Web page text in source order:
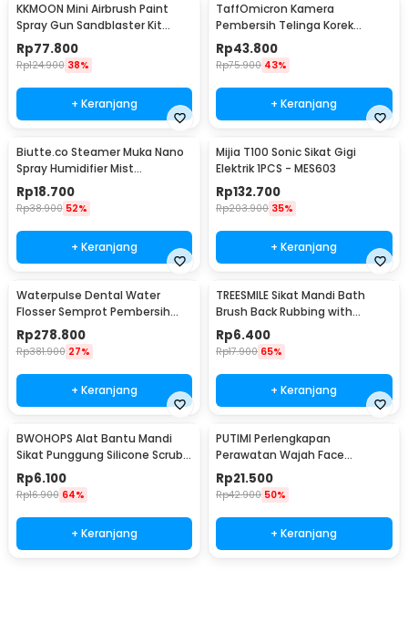
KKMOON Mini Airbrush Paint
Spray Gun Sandblaster Kit
Single Action - TD-138
Rp77.800
Rp124.900 38%
+ Keranjang
TaffOmicron Kamera
Pembersih Telinga Korek
Kuping Endoscope HD USB - EU-
0
Rp43.800
Rp75.900 43%
+ Keranjang
Biutte.co Steamer Muka Nano
Spray Humidifier Mist
Atomization - L-2
Rp18.700
Rp38.900 52%
+ Keranjang
Mijia T100 Sonic Sikat Gigi
Elektrik 1PCS - MES603
Rp132.700
Rp203.900 35%
+ Keranjang
Waterpulse Dental Water
Flosser Semprot Pembersih
Gigi 3 Mode 200ml - V500
Rp278.800
Rp381.900 27%
+ Keranjang
TREESMILE Sikat Mandi Bath
Brush Back Rubbing with
Shower Puff - LF730
Rp6.400
Rp17.900 65%
+ Keranjang
BWOHOPS Alat Bantu Mandi
Sikat Punggung Silicone Scrub
Brush 60cm - BW60
Rp6.100
Rp16.900 64%
+ Keranjang
PUTIMI Perlengkapan
Perawatan Wajah Face
Treatment Equipment 7 PCS -
PT4
Rp21.500
Rp42.900 50%
+ Keranjang